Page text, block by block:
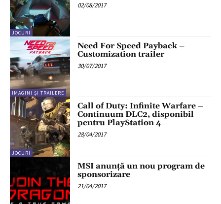
JOCURI
02/08/2017
IMAGINI ŞI TRAILERE
Need For Speed Payback –
Customization trailer
30/07/2017
JOCURI
Call of Duty: Infinite Warfare –
Continuum DLC2, disponibil
pentru PlayStation 4
28/04/2017
MSI anunță un nou program de
sponsorizare
21/04/2017